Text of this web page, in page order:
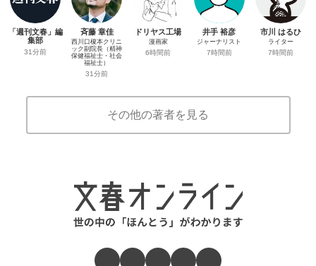
「週刊文春」編
集部
31分前
斉藤 章佳
西川口榎本クリニ
ック副院長（精神
保健福祉士・社会
福祉士）
31分前
ドリヤス工場
漫画家
6時間前
井手 裕彦
ジャーナリスト
7時間前
市川 はるひ
ライター
7時間前
その他の著者を見る